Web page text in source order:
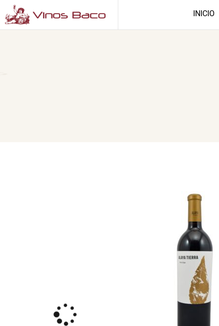
INICIO